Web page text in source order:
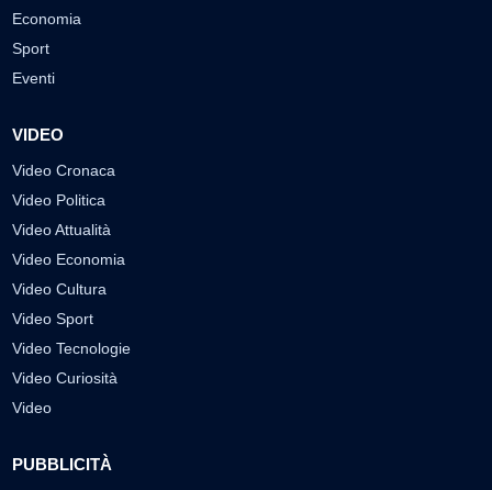
Economia
Sport
Eventi
VIDEO
Video Cronaca
Video Politica
Video Attualità
Video Economia
Video Cultura
Video Sport
Video Tecnologie
Video Curiosità
Video
PUBBLICITÀ